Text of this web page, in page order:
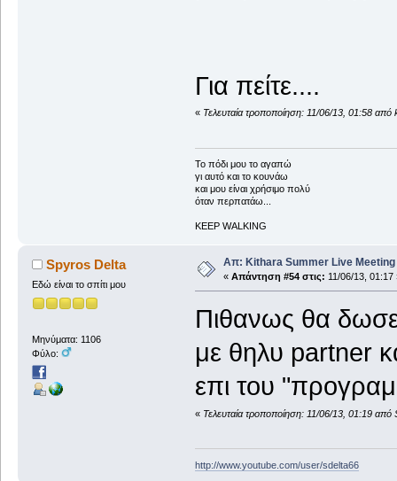
Για πείτε....
« Τελευταία τροποποίηση: 11/06/13, 01:58 από
To πόδι μου το αγαπώ
γι αυτό και το κουνάω
και μου είναι χρήσιμο πολύ
όταν περπατάω...
KEEP WALKING
Spyros Delta
Εδώ είναι το σπίτι μου
Μηνύματα: 1106
Φύλο:
Απ: Kithara Summer Live Meeting
« Απάντηση #54 στις: 11/06/13, 01:17
Πιθανως θα
με θηλυ partner
επι του
« Τελευταία τροποποίηση: 11/06/13, 01:19
http://www.youtube.com/user/sdelta66